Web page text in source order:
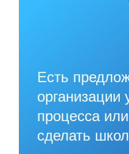
Есть
организации
процесса
сделать